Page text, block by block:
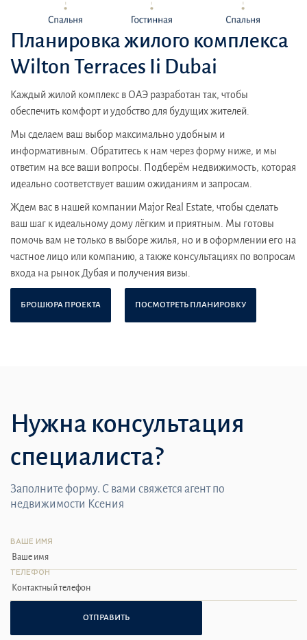
Планировка жилого комплекса
Wilton Terraces Ii Dubai
Каждый жилой комплекс в ОАЭ разработан так, чтобы
обеспечить комфорт и удобство для будущих жителей.
Мы сделаем ваш выбор максимально удобным и
информативным. Обратитесь к нам через форму ниже, и мы
ответим на все ваши вопросы. Подберём недвижимость, которая
идеально соответствует вашим ожиданиям и запросам.
Ждем вас в нашей компании Major Real Estate, чтобы сделать
ваш шаг к идеальному дому лёгким и приятным. Мы готовы
помочь вам не только в выборе жилья, но и в оформлении его на
частное лицо или компанию, а также консультациях по вопросам
входа на рынок Дубая и получения визы.
БРОШЮРА ПРОЕКТА ПОСМОТРЕТЬ ПЛАНИРОВКУ
Нужна консультация
специалиста?
Заполните форму. С вами свяжется агент по
недвижимости Ксения
ВАШЕ ИМЯ
ТЕЛЕФОН
ОТПРАВИТЬ